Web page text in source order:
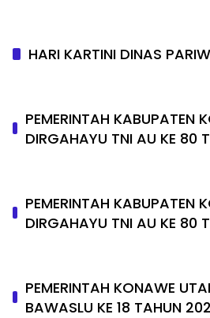
HARI KARTINI DINAS
PEMERINTAH KABUPATEN
DIRGAHAYU TNI AU KE 80
PEMERINTAH KABUPATEN
DIRGAHAYU TNI AU KE 80
PEMERINTAH KONAWE
BAWASLU KE 18 TAHUN